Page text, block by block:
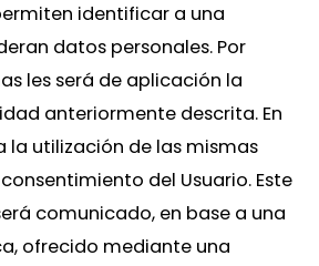
identificar a una
datos personales. Por
les será de aplicación la
anteriormente descrita. En
la utilización de las mismas
del Usuario. Este
comunicado, en base a una
ofrecido mediante una